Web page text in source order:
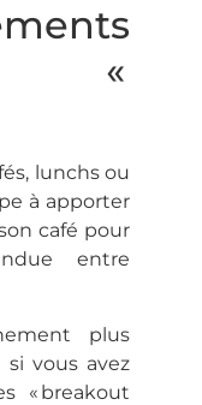
«
lunchs ou
à apporter
café pour
entre
plus
vous avez
« breakout